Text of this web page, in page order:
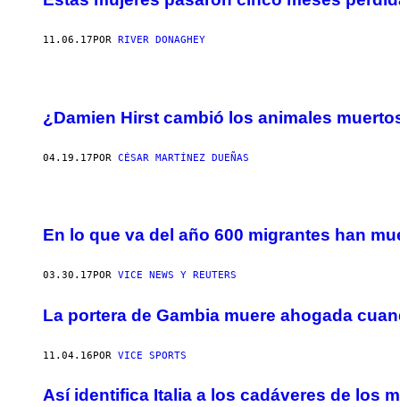
11.06.17 POR RIVER DONAGHEY
¿Damien Hirst cambió los animales
04.19.17POR CÉSAR MARTÍNEZ DUEÑAS
En lo que va del año 600 migrantes han
03.30.17 POR VICE NEWS Y REUTERS
La portera de Gambia muere ahogada
11.04.16POR VICE SPORTS
Así identifica Italia a los cadáveres de los